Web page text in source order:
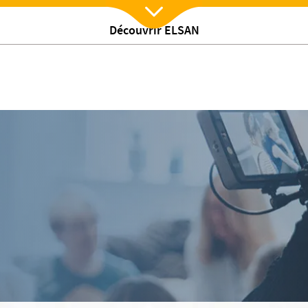
Découvrir ELSAN
Nx:Afficher menu